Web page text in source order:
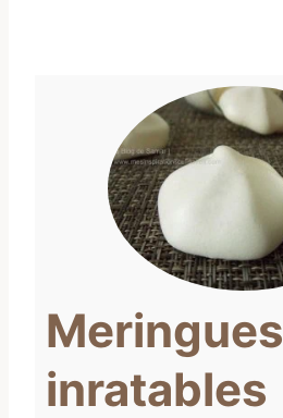
Meringues
inratables